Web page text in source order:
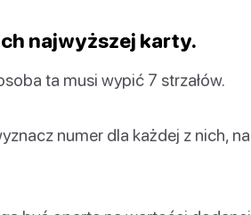
najwyższej karty.
ta musi wypić 7 strzałów.
numer dla każdej z nich, na